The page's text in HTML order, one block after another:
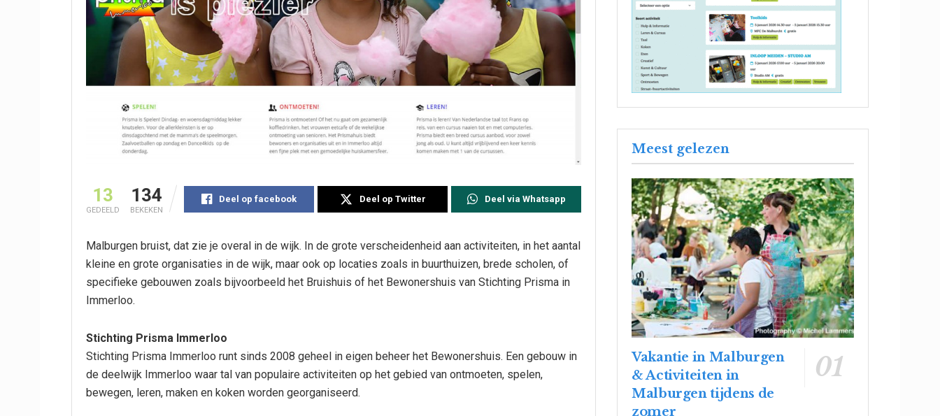
13
GEDEELD
134
BEKEKEN
Deel op facebook Deel op Twitter Deel via Whatsapp
Malburgen bruist, dat zie je overal in de wijk. In de grote verscheidenheid aan activiteiten, in het aantal
kleine en grote organisaties in de wijk, maar ook op locaties zoals in buurthuizen, brede scholen, of
specifieke gebouwen zoals bijvoorbeeld het Bruishuis of het Bewonershuis van Stichting Prisma in
Immerloo.
Stichting Prisma Immerloo
Stichting Prisma Immerloo runt sinds 2008 geheel in eigen beheer het Bewonershuis. Een gebouw in
de deelwijk Immerloo waar tal van populaire activiteiten op het gebied van ontmoeten, spelen,
bewegen, leren, maken en koken worden georganiseerd.
Meest gelezen
Vakantie in Malburgen
& Activiteiten in
Malburgen tijdens de
zomer